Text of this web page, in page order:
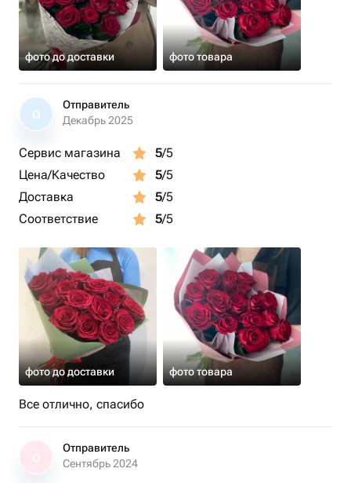
фото до доставки фото товара
О
Отправитель
Декабрь 2025
Сервис магазина 5/5
Цена/Качество
5/5
Доставка
5/5
Соответствие
5/5
фото до доставки фото товара
Все отлично, спасибо
Отправитель
Сентябрь 2024